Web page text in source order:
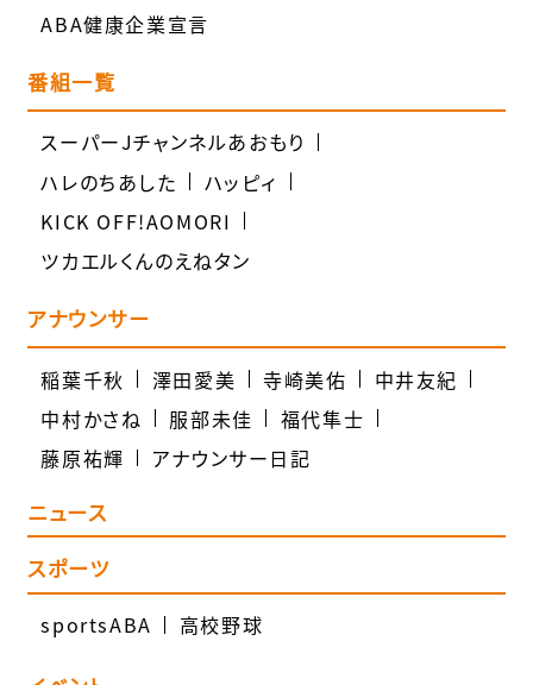
ABA健康企業宣言
番組一覧
スーパーJチャンネルあおもり
ハレのちあした
ハッピィ
KICK OFF!AOMORI
ツカエルくんのえねタン
アナウンサー
稲葉千秋 澤田愛美 寺崎美佑
中井友紀
中村かさね
服部未佳
福代隼士
藤原祐輝
アナウンサー日記
ニュース
スポーツ
sportsABA 高校野球